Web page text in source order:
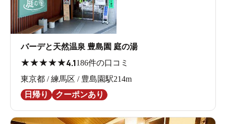
バーデと天然温泉 豊島園 庭の湯
★★★★★4.1186件の口コミ
東京都 / 練馬区 / 豊島園駅214m
日帰り
クーポンあり